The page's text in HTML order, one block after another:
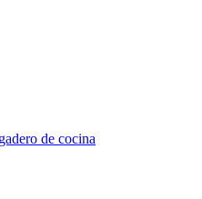
de cocina